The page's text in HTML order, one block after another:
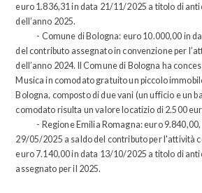
euro 1.836,31 in data 21/11/2025 a titolo di
dell’anno 2025.
- Comune di Bologna: euro 10.000,00 in
del contributo assegnato in convenzione per
dell’anno 2024. Il Comune di Bologna ha
Musica in comodato gratuito un piccolo
Bologna, composto di due vani (un ufficio e un
comodato risulta un valore locatizio di 2.500
- Regione Emilia Romagna: euro
29/05/2025 a saldo del contributo per l'attività
euro 7.140,00 in data 13/10/2025 a titolo di
assegnato per il 2025.